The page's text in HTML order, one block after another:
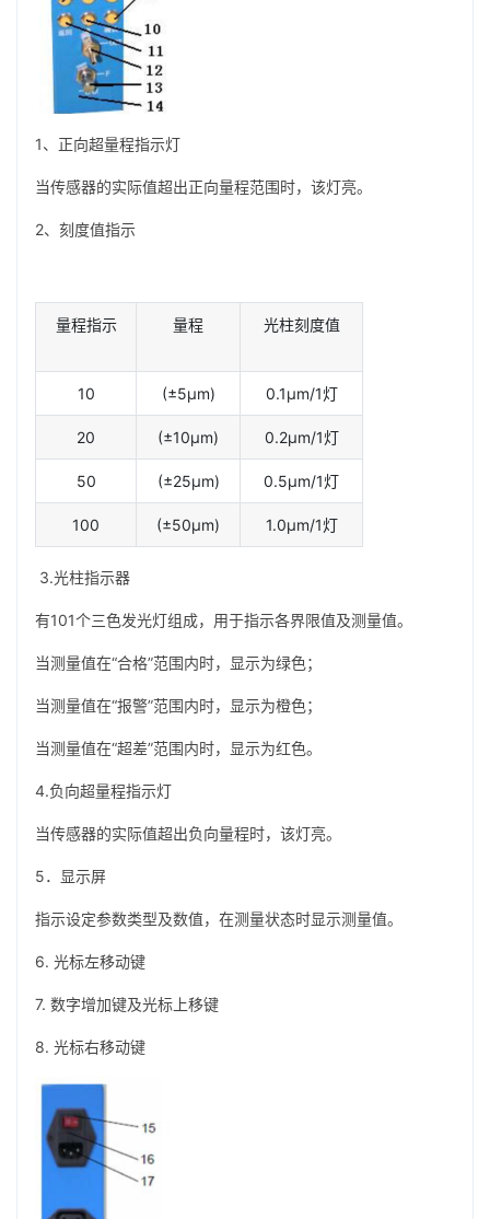
1、正向超量程指示灯
当传感器的实际值超出正向量程范围时，该灯亮。
2、刻度值指示
量程指示 量程 光柱刻度值
10 (±5µm) 0.1µm/1灯
20 (±10µm) 0.2µm/1灯
50 (±25µm) 0.5µm/1灯
100 (±50µm) 1.0µm/1灯
3.光柱指示器
有101个三色发光灯组成，用于指示各界限值及测量值。
当测量值在“合格”范围内时，显示为绿色；
当测量值在“报警”范围内时，显示为橙色；
当测量值在“超差”范围内时，显示为红色。
4.负向超量程指示灯
当传感器的实际值超出负向量程时，该灯亮。
5．显示屏
指示设定参数类型及数值，在测量状态时显示测量值。
6. 光标左移动键
7. 数字增加键及光标上移键
8. 光标右移动键